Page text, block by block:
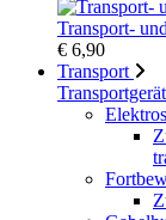
Transport-
€ 6,90
Transport